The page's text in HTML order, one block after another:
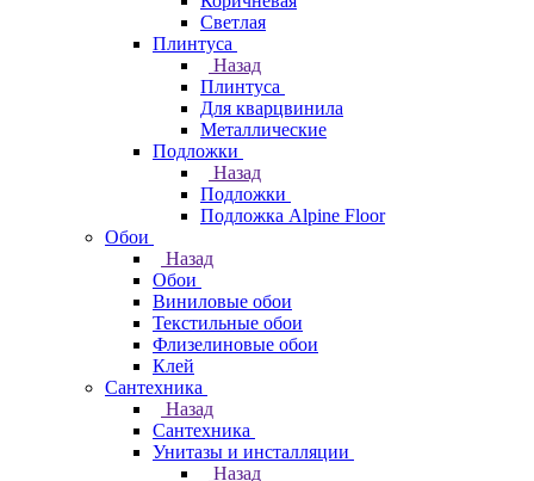
Светлая
Плинтуса
Назад
Плинтуса
Для кварцвинила
Металлические
Подложки
Назад
Подложки
Подложка Alpine Floor
Обои
Назад
Обои
Виниловые обои
Текстильные обои
Флизелиновые обои
Клей
Сантехника
Назад
Сантехника
Унитазы и инсталляции
Назад